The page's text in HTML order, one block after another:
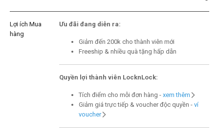
Lợi ích Mua
hàng
Ưu đãi đang diễn ra:
Giảm đến 200k cho thành viên mới
Freeship & nhiều quà tặng hấp dẫn
Quyền lợi thành viên LocknLock:
Tích điểm cho mỗi đơn hàng - xem thêm
Giảm giá trực tiếp & voucher độc quyền - ví
voucher